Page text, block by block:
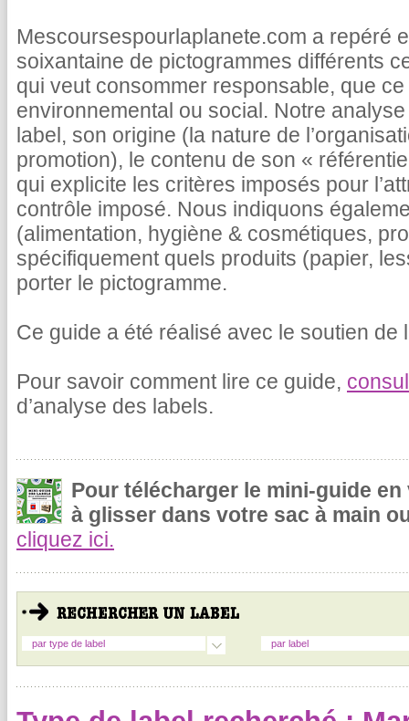
Mescoursespourlaplanete.com a repéré
soixantaine de pictogrammes différents
qui veut consommer responsable, que ce
environnemental ou social. Notre
label, son origine (la nature de
promotion), le contenu de son «
qui explicite les critères imposés pour
contrôle imposé. Nous indiquons
(alimentation, hygiène & cosmétiques,
spécifiquement quels produits (papier,
porter le pictogramme.
Ce guide a été réalisé avec le soutien de
Pour savoir comment lire ce guide,
d’analyse des labels.
Pour télécharger le mini-guide
à glisser dans votre sac à main
cliquez ici.
par type de label par label